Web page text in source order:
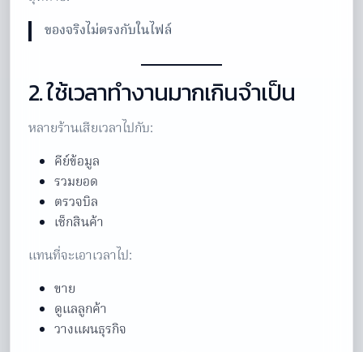
ของจริงไม่ตรงกับในไฟล์
2. ใช้เวลาทำงานมากเกินจำเป็น
หลายร้านเสียเวลาไปกับ:
คีย์ข้อมูล
รวมยอด
ตรวจบิล
เช็กสินค้า
แทนที่จะเอาเวลาไป:
ขาย
ดูแลลูกค้า
วางแผนธุรกิจ